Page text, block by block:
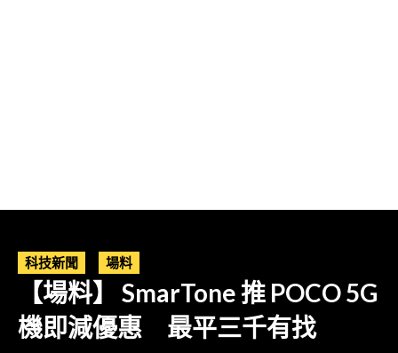
科技新聞 場料
【場料】 SmarTone 推 POCO 5G
機即減優惠 最平三千有找